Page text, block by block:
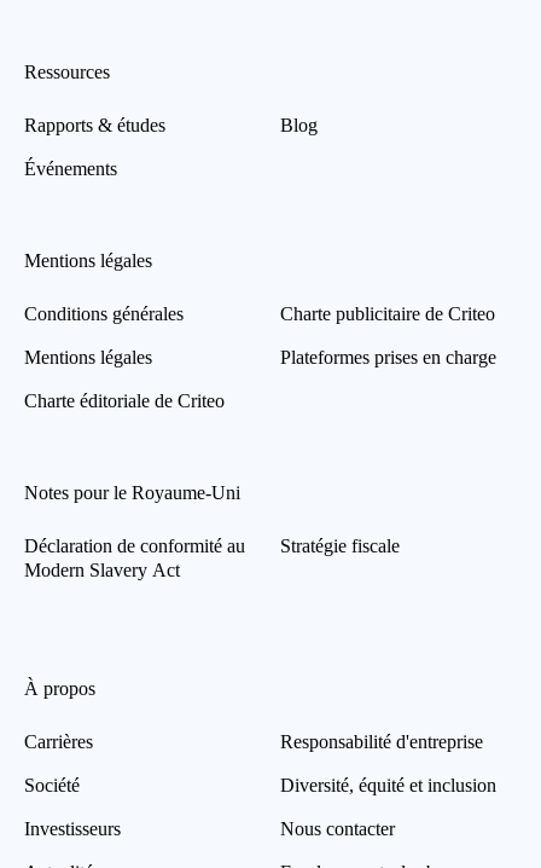
Ressources
Rapports & études
Événements
Blog
Mentions légales
Conditions générales
Mentions légales
Charte éditoriale de Criteo
Charte publicitaire de Criteo
Plateformes prises en charge
Notes pour le Royaume-Uni
Déclaration de conformité au
Modern Slavery Act
Stratégie fiscale
À propos
Carrières
Société
Investisseurs
Responsabilité d'entreprise
Diversité, équité et inclusion
Nous contacter